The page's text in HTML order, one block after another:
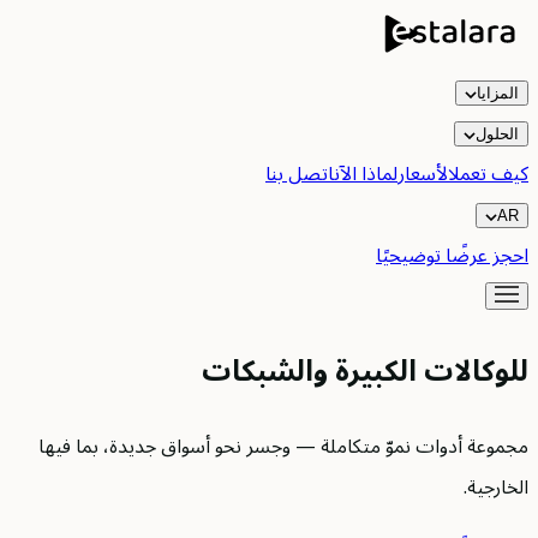
المزايا
الحلول
كيف تعملالأسعارلماذا الآناتصل بنا
AR
احجز عرضًا توضيحيًا
للوكالات الكبيرة والشبكات
مجموعة أدوات نموّ متكاملة — وجسر نحو أسواق جديدة، بما فيها
الخارجية.